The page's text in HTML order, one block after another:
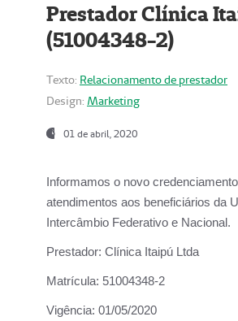
Prestador Clínica
(51004348-2)
Texto: Relacionamento de prestador
Design: Marketing
01 de abril, 2020
Informamos o novo
atendimentos aos beneficiários da
Intercâmbio Federativo e Nacional.
Prestador: Clínica Itaipú Ltda
Matrícula: 51004348-2
Vigência: 01/05/2020